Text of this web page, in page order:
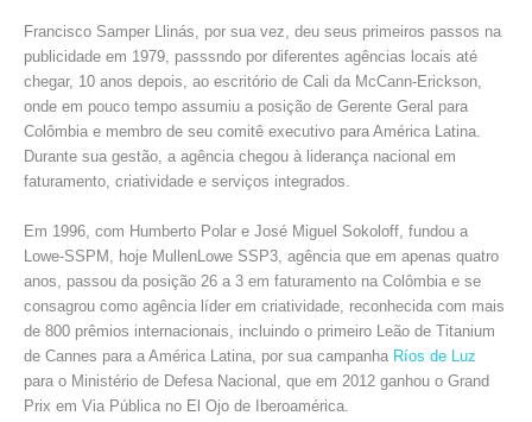
Francisco Samper Llinás, por sua vez, deu seus primeiros passos na
publicidade em 1979, passsndo por diferentes agências locais até
chegar, 10 anos depois, ao escritório de Cali da McCann-Erickson,
onde em pouco tempo assumiu a posição de Gerente Geral para
Colômbia e membro de seu comitê executivo para América Latina.
Durante sua gestão, a agência chegou à liderança nacional em
faturamento, criatividade e serviços integrados.
Em 1996, com Humberto Polar e José Miguel Sokoloff, fundou a
Lowe-SSPM, hoje MullenLowe SSP3, agência que em apenas quatro
anos, passou da posição 26 a 3 em faturamento na Colômbia e se
consagrou como agência líder em criatividade, reconhecida com mais
de 800 prêmios internacionais, incluindo o primeiro Leão de Titanium
de Cannes para a América Latina, por sua campanha Ríos de Luz
para o Ministério de Defesa Nacional, que em 2012 ganhou o Grand
Prix em Via Pública no El Ojo de Iberoamérica.